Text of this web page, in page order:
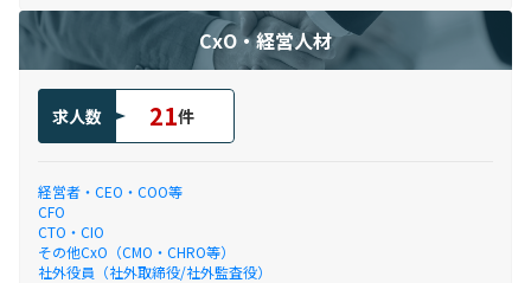
CxO・経営人材
求人数 21件
経営者・CEO・COO等
CFO
CTO・CIO
その他CxO（CMO・CHRO等）
社外役員（社外取締役/社外監査役）